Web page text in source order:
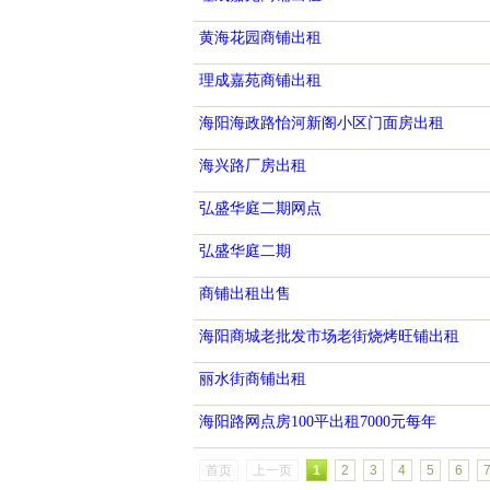
黄海花园商铺出租
理成嘉苑商铺出租
海阳海政路怡河新阁小区门面房出租
海兴路厂房出租
弘盛华庭二期网点
弘盛华庭二期
商铺出租出售
海阳商城老批发市场老街烧烤旺铺出租
丽水街商铺出租
海阳路网点房100平出租7000元每年
首页 上一页 1 2 3 4 5 6 7